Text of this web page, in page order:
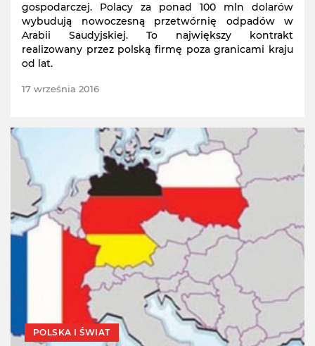
gospodarczej. Polacy za ponad 100 mln dolarów
wybudują nowoczesną przetwórnię odpadów w
Arabii Saudyjskiej. To największy kontrakt
realizowany przez polską firmę poza granicami kraju
od lat.
17 września 2016
POLSKA I ŚWIAT